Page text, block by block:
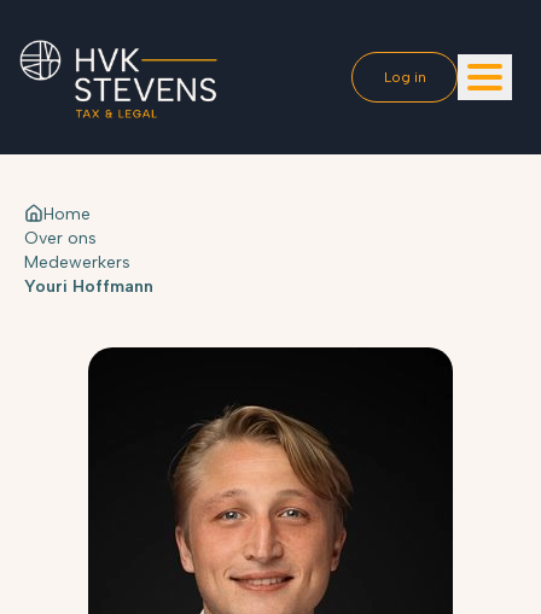
Log in
Home
Over ons
Medewerkers
Youri Hoffmann